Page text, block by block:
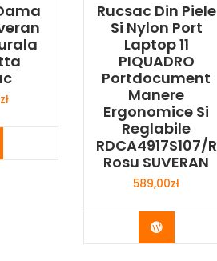
zł
Now
Rucsac Din Piele
Si Nylon Port
Laptop 11
PIQUADRO
Portdocument
Manere
Ergonomice Si
Reglabile
RDCA4917S107/R
Rosu SUVERAN
589,00zł
Buy Now